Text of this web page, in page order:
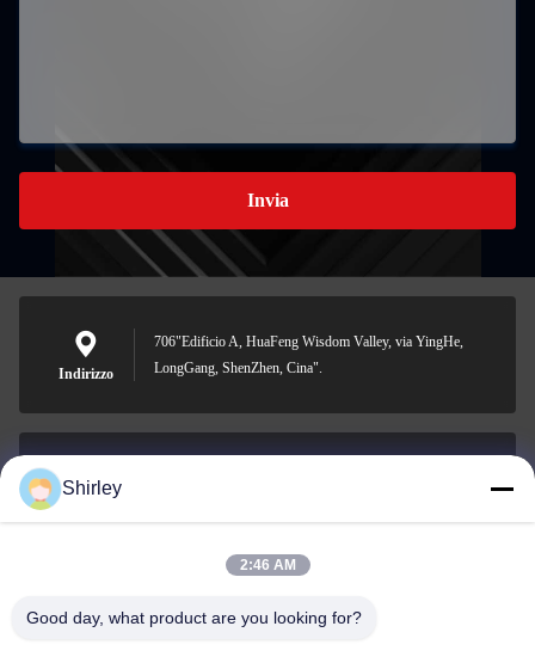
Invia
Indirizzo
706"Edificio A, HuaFeng Wisdom Valley, via YingHe,
LongGang, ShenZhen, Cina".
0086-18148506772
Shirley
2:46 AM
Good day, what product are you looking for?